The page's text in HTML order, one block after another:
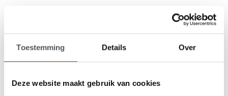
Toestemming Details Over
Deze website maakt gebruik van cookies